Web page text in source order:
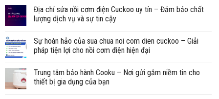
Địa chỉ sửa nồi cơm điện Cuckoo uy tín – Đảm bảo chất
lượng dịch vụ và sự tin cậy
Sự hoàn hảo của sua chua noi com dien cuckoo – Giải
pháp tiện lợi cho nồi cơm điện hiện đại
Trung tâm bảo hành Cooku – Nơi gửi gắm niềm tin cho
thiết bị gia dụng của bạn